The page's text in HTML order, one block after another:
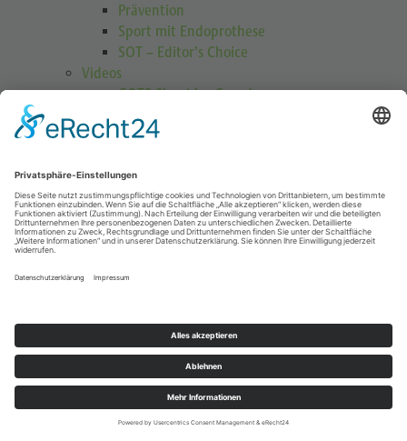
Prävention
Sport mit Endoprothese
SOT – Editor’s Choice
Videos
GOTS Shoulder Guard
Schulterübungen
Höhenmedizin
Publikationen
Publikationen
Journal Sports Orthopaedics and Traumatology